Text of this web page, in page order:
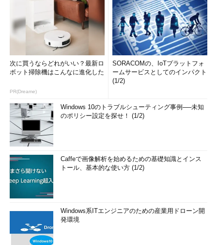
次に買うならどれがいい？最新ロ
ボット掃除機はこんなに進化した
PR(Dreame)
SORACOMの、IoTプラットフォ
ームサービスとしてのインパクト
(1/2)
Windows 10のトラブルシューティング事例──未知
のポリシー設定を探せ！ (1/2)
Caffeで画像解析を始めるための基礎知識とインス
トール、基本的な使い方 (1/2)
Windows系ITエンジニアのための産業用ドローン開
発環境